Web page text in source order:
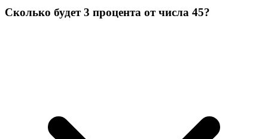
Сколько будет 3 процента от числа 45?